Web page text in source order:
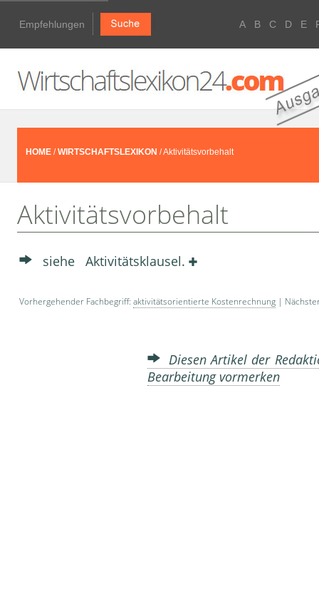
Empfehlungen A B C D E
HOME /WIRTSCHAFTSLEXIKON / Aktivitätsvorbehalt
Aktivitätsvorbehalt
siehe Aktivitätsklausel.
Vorhergehender Fachbegriff: aktivitätsorientierte Kostenrechnung |
Diesen Artikel der
Bearbeitung vormerken